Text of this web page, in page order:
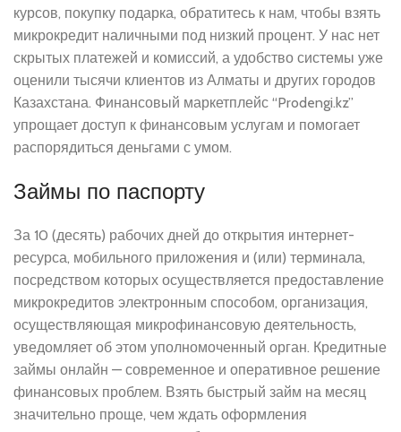
курсов, покупку подарка, обратитесь к нам, чтобы взять
микрокредит наличными под низкий процент. У нас нет
скрытых платежей и комиссий, а удобство системы уже
оценили тысячи клиентов из Алматы и других городов
Казахстана. Финансовый маркетплейс “Prodengi.kz”
упрощает доступ к финансовым услугам и помогает
распорядиться деньгами с умом.
Займы по паспорту
За 10 (десять) рабочих дней до открытия интернет-
ресурса, мобильного приложения и (или) терминала,
посредством которых осуществляется предоставление
микрокредитов электронным способом, организация,
осуществляющая микрофинансовую деятельность,
уведомляет об этом уполномоченный орган. Кредитные
займы онлайн — современное и оперативное решение
финансовых проблем. Взять быстрый займ на месяц
значительно проще, чем ждать оформления